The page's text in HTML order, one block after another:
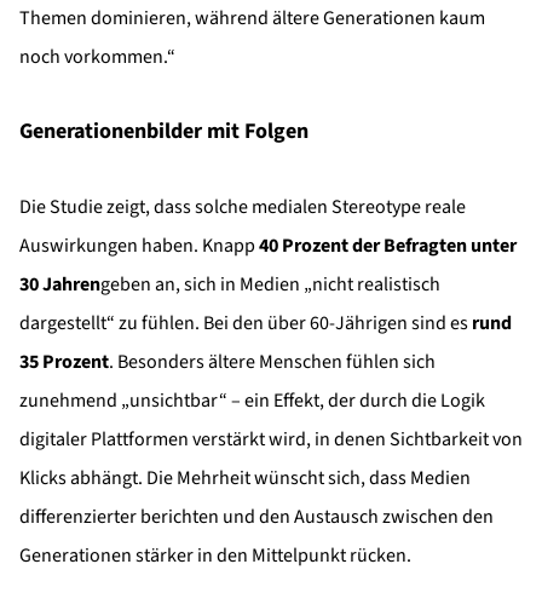
Themen dominieren, während ältere Generationen kaum
noch vorkommen.“
Generationenbilder mit Folgen
Die Studie zeigt, dass solche medialen Stereotype reale
Auswirkungen haben. Knapp40 Prozent der Befragten unter
30 Jahrengeben an, sich in Medien „nicht realistisch
dargestellt“ zu fühlen. Bei den über 60-Jährigen sind esrund
35 Prozent. Besonders ältere Menschen fühlen sich
zunehmend „unsichtbar“ – ein Effekt, der durch die Logik
digitaler Plattformen verstärkt wird, in denen Sichtbarkeit von
Klicks abhängt. Die Mehrheit wünscht sich, dass Medien
differenzierter berichten und den Austausch zwischen den
Generationen stärker in den Mittelpunkt rücken.